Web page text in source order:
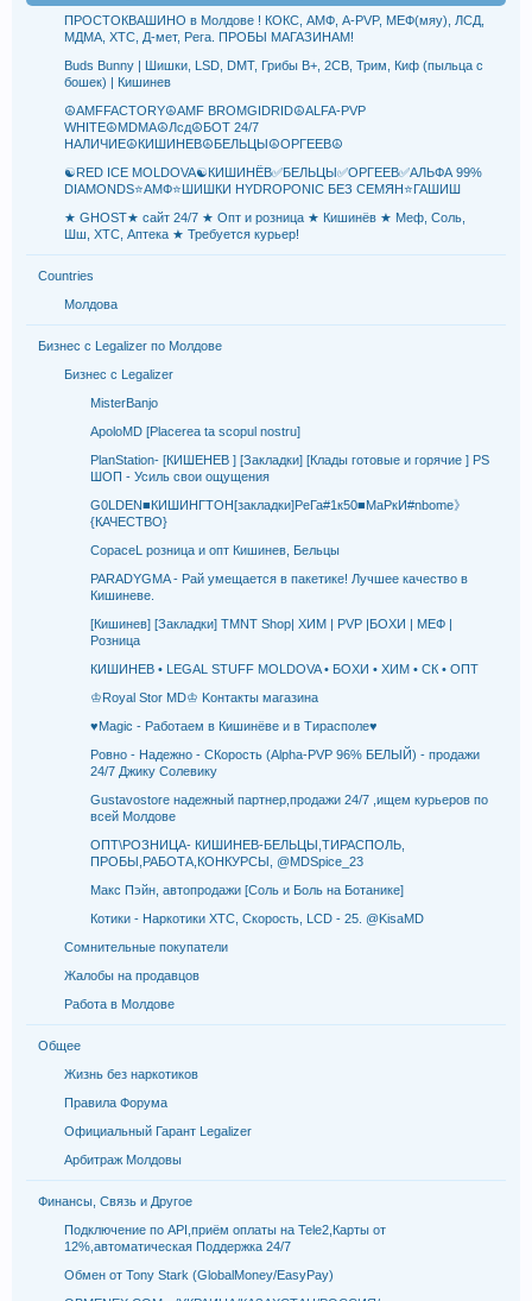
ПРОСТОКВАШИНО в Молдове ! КОКС, АМФ, A-PVP, МЕФ(мяу), ЛСД,
МДМА, XTC, Д-мет, Рега. ПРОБЫ МАГАЗИНАМ!
Buds Bunny | Шишки, LSD, DMT, Грибы B+, 2СB, Трим, Киф (пыльца с
бошек) | Кишинев
☮️AMFFACTORY☮️AMF BROMGIDRID☮️ALFA-PVP
WHITE☮️MDMA☮️Лсд☮️БОТ 24/7
НАЛИЧИЕ☮️КИШИНЕВ☮️БЕЛЬЦЫ☮️ОРГЕЕВ☮️
☯️RED ICE MOLDOVA☯️КИШИНЁВ✅БЕЛЬЦЫ✅ОРГЕЕВ✅АЛЬФА 99%
DIAMONDS⭐АМФ⭐ШИШКИ HYDROPONIC БЕЗ СЕМЯН⭐ГАШИШ
★ GHOST★ сайт 24/7 ★ Опт и розница ★ Кишинёв ★ Меф, Соль,
Шш, ХТС, Аптека ★ Требуется курьер!
Countries
Молдова
Бизнес с Legalizer по Молдове
Бизнес с Legalizer
MisterBanjo
ApoloMD [Placerea ta scopul nostru]
PlanStation- [КИШЕНЕВ ] [Закладки] [Клады готовые и горячие ] PS
ШОП - Усиль свои ощущения
G0LDEN■КИШИНГТОН[закладки]РеГа#1к50■МаРкИ#nbome》
{КАЧЕСТВО}
CopaceL розница и опт Кишинев, Бельцы
PARADYGMA - Рай умещается в пакетике! Лучшее качество в
Кишиневе.
[Кишинев] [Закладки] TMNT Shop| ХИМ | PVP |БОХИ | МЕФ |
Розница
КИШИНЕВ • LEGAL STUFF MOLDOVA • БОХИ • ХИМ • СК • ОПТ
♔Royal Stor MD♔ Kонтакты магазина
♥Мagiс - Работаем в Кишинёве и в Тирасполе♥
Ровно - Надежно - CКорость (Alpha-PVP 96% БЕЛЫЙ) - продажи
24/7 Джику Солевику
Gustavostore надежный партнер,продажи 24/7 ,ищем курьеров по
всей Молдове
ОПТ\РОЗНИЦА- КИШИНЕВ-БЕЛЬЦЫ,ТИРАСПОЛЬ,
ПРОБЫ,РАБОТА,КОНКУРСЫ, @MDSpice_23
Макс Пэйн, автопродажи [Соль и Боль на Ботанике]
Котики - Наркотики XTC, Скорость, LCD - 25. @KisaMD
Сомнительные покупатели
Жалобы на продавцов
Работа в Молдове
Общее
Жизнь без наркотиков
Правила Форума
Официальный Гарант Legalizer
Арбитраж Молдовы
Финансы, Связь и Другое
Подключение по API,приём оплаты на Tele2,Карты от
12%,автоматическая Поддержка 24/7
Обмен от Tony Stark (GlobalMoney/EasyPay)